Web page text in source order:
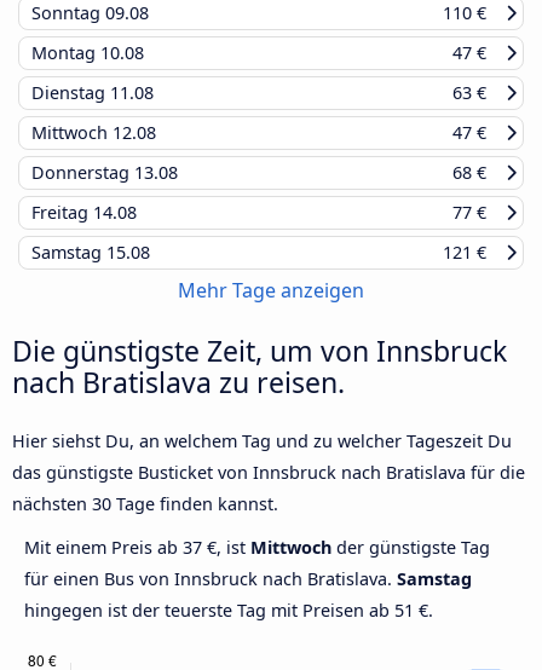
Sonntag 09.08
110 €
Montag 10.08
47 €
Dienstag 11.08
63 €
Mittwoch 12.08
47 €
Donnerstag 13.08
68 €
Freitag 14.08
77 €
Samstag 15.08 121 €
Mehr Tage anzeigen
Die günstigste Zeit, um von Innsbruck
nach Bratislava zu reisen.
Hier siehst Du, an welchem Tag und zu welcher Tageszeit Du
das günstigste Busticket von Innsbruck nach Bratislava für die
nächsten 30 Tage finden kannst.
Mit einem Preis ab 37 €, ist Mittwoch der günstigste Tag
für einen Bus von Innsbruck nach Bratislava. Samstag
hingegen ist der teuerste Tag mit Preisen ab 51 €.